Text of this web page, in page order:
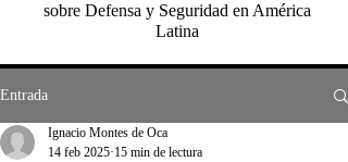
sobre Defensa y Seguridad en América
Latina
Entrada
Ignacio Montes de Oca
14 feb 2025 15 min de lectura